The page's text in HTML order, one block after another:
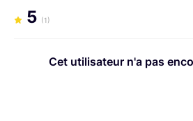
5 (1)
Cet utilisateur n'a pas